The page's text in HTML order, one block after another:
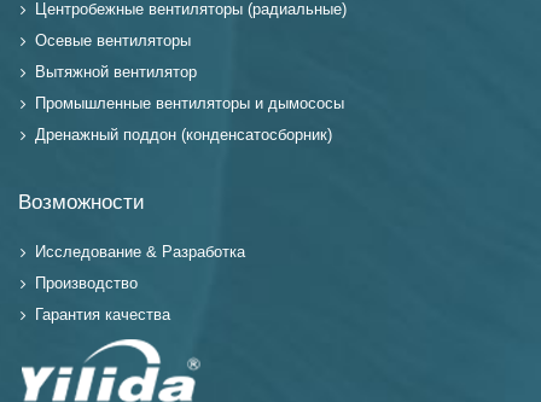
Центробежные вентиляторы (радиальные)
Осевые вентиляторы
Вытяжной вентилятор
Промышленные вентиляторы и дымососы
Дренажный поддон (конденсатосборник)
Возможности
Исследование & Разработка
Производство
Гарантия качества